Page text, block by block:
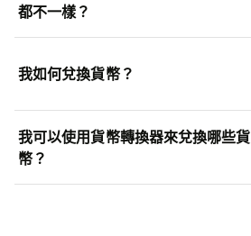
都不一樣？
我如何兌換貨幣？
我可以使用貨幣轉換器來兌換哪些貨
幣？